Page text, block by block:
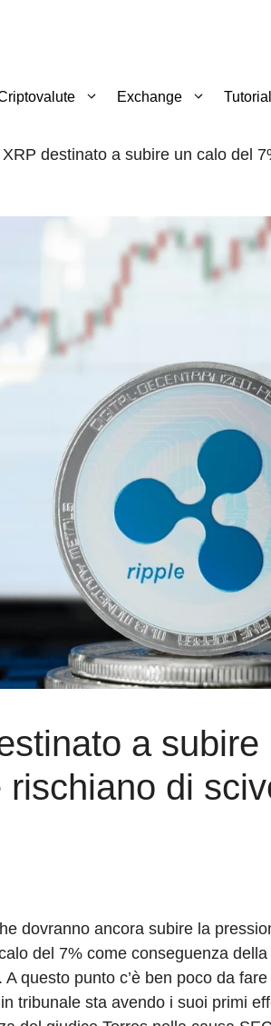
Exchange
destinato a subire un calo del
a
di
dovranno ancora subire la
del 7% come conseguenza
questo punto c’è ben poco da
tribunale sta avendo i suoi primi